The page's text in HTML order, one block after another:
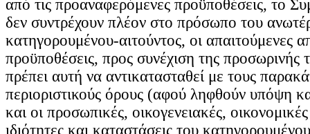
από τις προαναφερόμενες προϋποθέσεις, το
δεν συντρέχουν πλέον στο πρόσωπο του
κατηγορουμένου-αιτούντος, οι απαιτούμενες
προϋποθέσεις, προς συνέχιση της προσωρινής
πρέπει αυτή να αντικατασταθεί με τους
περιοριστικούς όρους (αφού ληφθούν υπόψη
και οι προσωπικές, οικογενειακές,
ιδιότητες και καταστάσεις του